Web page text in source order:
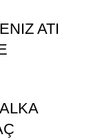
ATI